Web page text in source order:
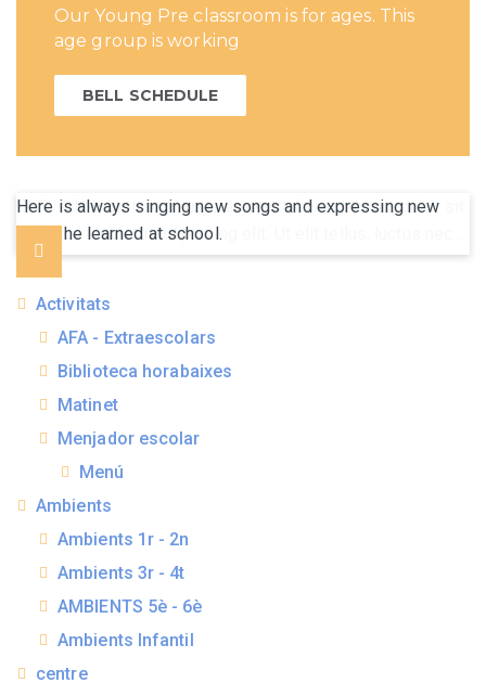
Our Young Pre classroom is for ages. This
age group is working
BELL SCHEDULE
Here is always singing new songs and expressing new
ideas he learned at school.
Activitats
AFA - Extraescolars
Biblioteca horabaixes
Matinet
Menjador escolar
Menú
Ambients
Ambients 1r - 2n
Ambients 3r - 4t
AMBIENTS 5è - 6è
Ambients Infantil
centre